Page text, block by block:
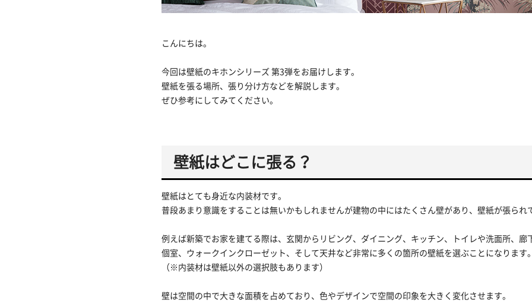
こんにちは。
今回は壁紙のキホンシリーズ 第3弾をお届けします。
壁紙を張る場所、張り分け方などを解説します。
ぜひ参考にしてみてください。
壁紙はどこに張る？
壁紙はとても身近な内装材です。
普段あまり意識をすることは無いかもしれませんが建物の中にはたくさん壁があり、壁紙が張られ
例えば新築でお家を建てる際は、玄関からリビング、ダイニング、キッチン、トイレや洗面所、廊下
個室、ウォークインクローゼット、そして天井など非常に多くの箇所の壁紙を選ぶことになります。
（※内装材は壁紙以外の選択肢もあります）
壁は空間の中で大きな面積を占めており、色やデザインで空間の印象を大きく変化させます。